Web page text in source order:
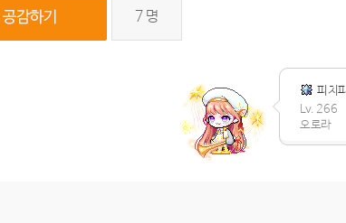
7명
피치
Lv. 266
오로라